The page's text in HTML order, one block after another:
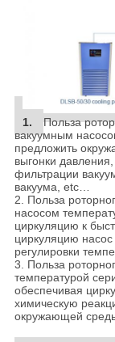
1.
Польза
вакуумным
предложить
выгонки
фильтрации
вакуума, etc…
2. Польза
насосом
циркуляцию к
циркуляцию
регулировки
3. Польза
температурой
обеспечивая
химическую
окружающей